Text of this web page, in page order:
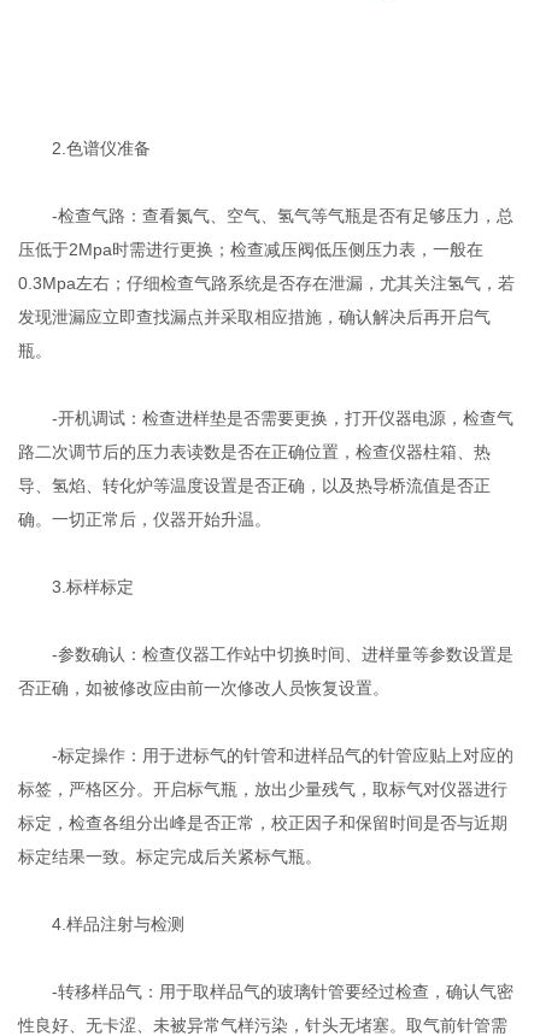
2.色谱仪准备
-检查气路：查看氮气、空气、氢气等气瓶是否有足够压力，总
压低于2Mpa时需进行更换；检查减压阀低压侧压力表，一般在
0.3Mpa左右；仔细检查气路系统是否存在泄漏，尤其关注氢气，若
发现泄漏应立即查找漏点并采取相应措施，确认解决后再开启气
瓶。
-开机调试：检查进样垫是否需要更换，打开仪器电源，检查气
路二次调节后的压力表读数是否在正确位置，检查仪器柱箱、热
导、氢焰、转化炉等温度设置是否正确，以及热导桥流值是否正
确。一切正常后，仪器开始升温。
3.标样标定
-参数确认：检查仪器工作站中切换时间、进样量等参数设置是
否正确，如被修改应由前一次修改人员恢复设置。
-标定操作：用于进标气的针管和进样品气的针管应贴上对应的
标签，严格区分。开启标气瓶，放出少量残气，取标气对仪器进行
标定，检查各组分出峰是否正常，校正因子和保留时间是否与近期
标定结果一致。标定完成后关紧标气瓶。
4.样品注射与检测
-转移样品气：用于取样品气的玻璃针管要经过检查，确认气密
性良好、无卡涩、未被异常气样污染，针头无堵塞。取气前针管需